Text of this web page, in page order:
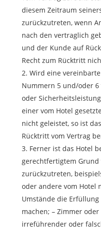
diesem Zeitraum
zurückzutreten, wenn
nach den vertraglich
und der Kunde auf
Recht zum Rücktritt
Wird eine
Nummern 5 und/oder
oder
einer vom Hotel
nicht geleistet, so ist
Rücktritt vom Vertrag
Ferner ist das Hotel
gerechtfertigtem
zurückzutreten,
oder andere vom Hotel
Umstände die
machen; – Zimmer
irreführender oder